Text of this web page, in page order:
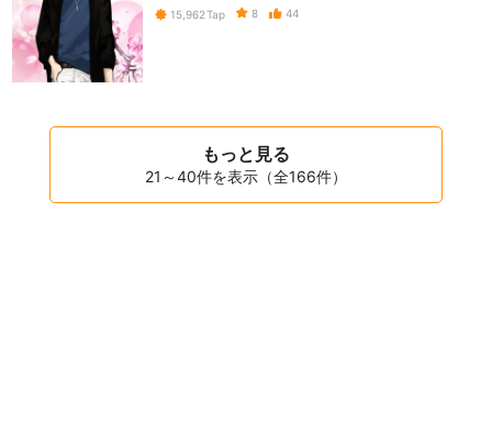
15,962 Tap 8 44
もっと見る
21～40件を表示（全166件）